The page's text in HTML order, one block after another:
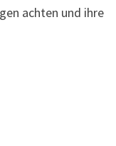
achten und ihre